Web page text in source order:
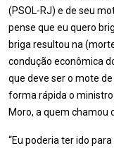
(PSOL-RJ) e de seu
pense que eu quero
briga resultou na
condução econômica
que deve ser o mote
forma rápida o
Moro, a quem chamou
“Eu poderia ter ido